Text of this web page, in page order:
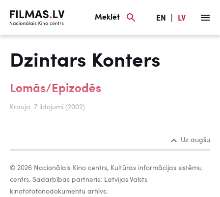
Meklēt EN LV
Dzintars Konters
Lomās/Epizodēs
Krauja. 7 lidojumi (2002)
Uz augšu
© 2026 Nacionālais Kino centrs, Kultūras informācijas sistēmu
centrs. Sadarbības partneris: Latvijas Valsts
kinofotofonodokumentu arhīvs.